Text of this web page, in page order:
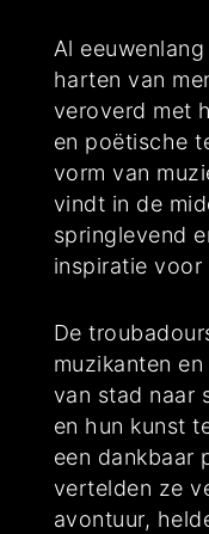
Al
harten van
veroverd met
en poëtische
vorm van
vindt in de
springlevend
inspiratie voor
De
muzikanten
van stad naar
en hun kunst
een dankbaar
vertelden ze
avontuur,